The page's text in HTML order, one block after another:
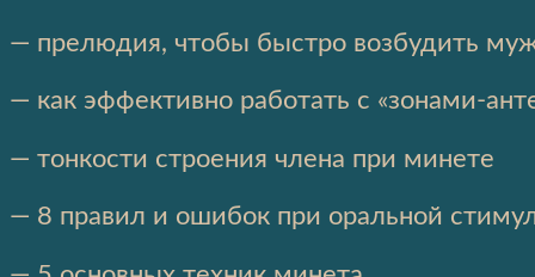
— прелюдия, чтобы быстро возбудить
— как эффективно работать с «зонами-
— тонкости строения члена при минете
— 8 правил и ошибок при оральной